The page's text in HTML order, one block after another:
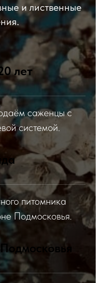
и лиственные
лет
саженцы с
системой.
питомника
Подмосковья.